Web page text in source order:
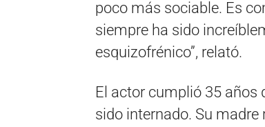
poco más sociable. Es
siempre ha sido
esquizofrénico”, relató.
El actor cumplió 35 años
sido internado. Su madre